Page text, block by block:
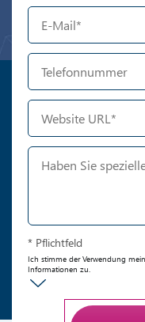
* Pflichtfeld
Ich stimme der Verwendung
Informationen zu.